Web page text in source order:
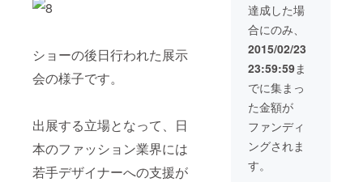
ショーの後日行われた展示
会の様子です。
出展する立場となって、日
本のファッション業界には
若手デザイナーへの支援が
達成した場
合にのみ、
2015/02/23
23:59:59ま
でに集まっ
た金額が
ファンディ
ングされま
す。